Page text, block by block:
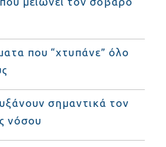
που “χτυπάνε” όλο
σημαντικά τον
νόσου